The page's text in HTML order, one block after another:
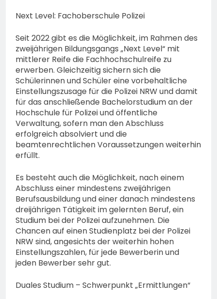
Next Level: Fachoberschule Polizei
Seit 2022 gibt es die Möglichkeit, im Rahmen des
zweijährigen Bildungsgangs „Next Level“ mit
mittlerer Reife die Fachhochschulreife zu
erwerben. Gleichzeitig sichern sich die
Schülerinnen und Schüler eine vorbehaltliche
Einstellungszusage für die Polizei NRW und damit
für das anschließende Bachelorstudium an der
Hochschule für Polizei und öffentliche
Verwaltung, sofern man den Abschluss
erfolgreich absolviert und die
beamtenrechtlichen Voraussetzungen weiterhin
erfüllt.
Es besteht auch die Möglichkeit, nach einem
Abschluss einer mindestens zweijährigen
Berufsausbildung und einer danach mindestens
dreijährigen Tätigkeit im gelernten Beruf, ein
Studium bei der Polizei aufzunehmen. Die
Chancen auf einen Studienplatz bei der Polizei
NRW sind, angesichts der weiterhin hohen
Einstellungszahlen, für jede Bewerberin und
jeden Bewerber sehr gut.
Duales Studium – Schwerpunkt „Ermittlungen“